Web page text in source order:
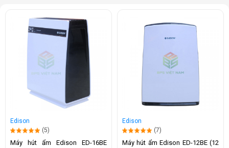
Edison
(5)
Máy hút ẩm Edison ED-16BE
Edison
(7)
Máy hút ẩm Edison ED-12BE (12